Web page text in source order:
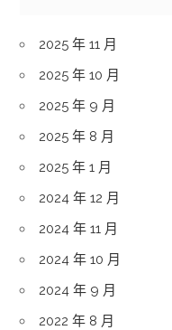
2025 年 11 月
2025 年 10 月
2025 年 9 月
2025 年 8 月
2025 年 1 月
2024 年 12 月
2024 年 11 月
2024 年 10 月
2024 年 9 月
2022 年 8 月